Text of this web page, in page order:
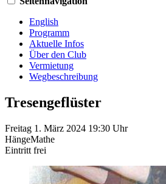
English
Programm
Aktuelle Infos
Über den Club
Vermietung
Wegbeschreibung
Tresengeflüster
Freitag 1. März 2024 19:30 Uhr
HängeMathe
Eintritt frei